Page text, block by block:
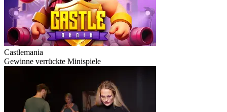
Castlemania
Gewinne verrückte Minispiele